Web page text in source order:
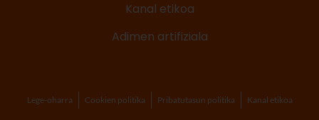
Kanal etikoa
Adimen artifiziala
Lege-oharra Cookien politika Pribatutasun politika Kanal etikoa